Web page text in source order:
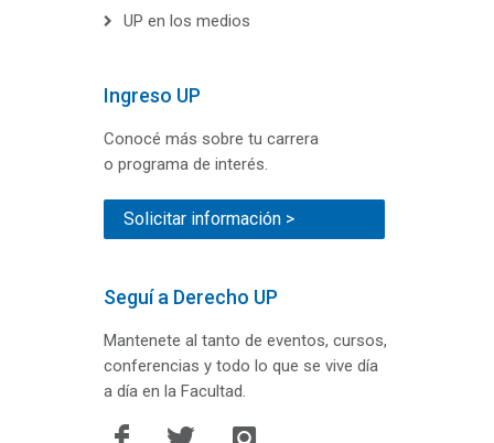
UP en los medios
Ingreso UP
Conocé más sobre tu carrera
o programa de interés.
Solicitar información >
Seguí a Derecho UP
Mantenete al tanto de eventos, cursos,
conferencias y todo lo que se vive día
a día en la Facultad.